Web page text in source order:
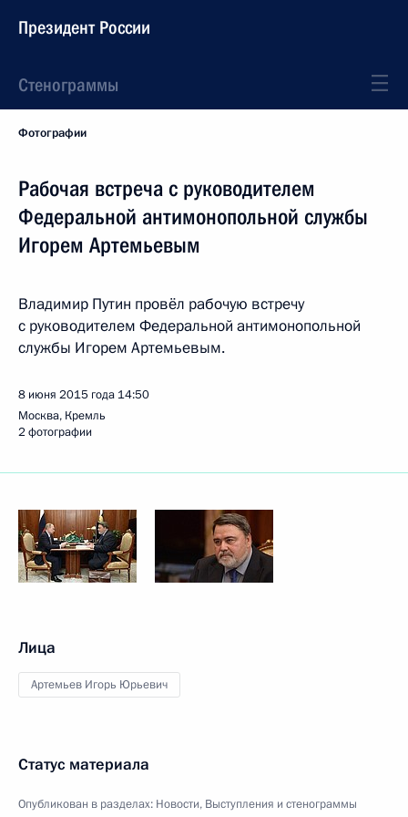
Президент России
Стенограммы
Фотографии
Рабочая встреча с руководителем
Федеральной антимонопольной службы
Игорем Артемьевым
Владимир Путин провёл рабочую встречу
с руководителем Федеральной антимонопольной
службы Игорем Артемьевым.
8 июня 2015 года 14:50
Москва, Кремль
2 фотографии
Лица
Артемьев Игорь Юрьевич
Статус материала
Опубликован в разделах: Новости, Выступления и стенограммы